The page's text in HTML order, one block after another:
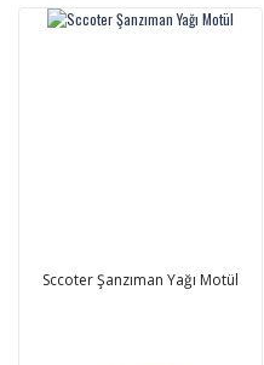
Sccoter Şanzıman Yağı Motül